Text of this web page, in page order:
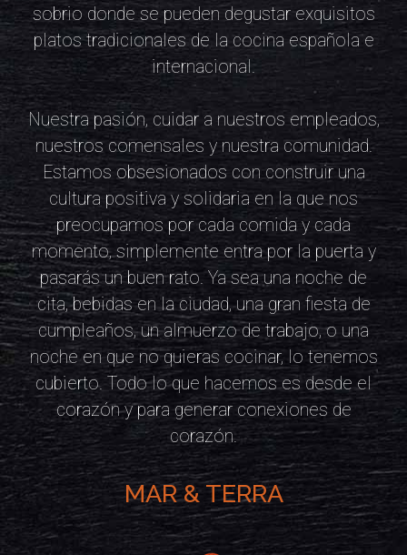
sobrio donde se pueden degustar exquisitos
platos tradicionales de la cocina española e
internacional.
Nuestra pasión, cuidar a nuestros empleados,
nuestros comensales y nuestra comunidad.
Estamos obsesionados con construir una
cultura positiva y solidaria en la que nos
preocupamos por cada comida y cada
momento, simplemente entra por la puerta y
pasarás un buen rato. Ya sea una noche de
cita, bebidas en la ciudad, una gran fiesta de
cumpleaños, un almuerzo de trabajo, o una
noche en que no quieras cocinar, lo tenemos
cubierto. Todo lo que hacemos es desde el
corazón y para generar conexiones de
corazón.
MAR & TERRA